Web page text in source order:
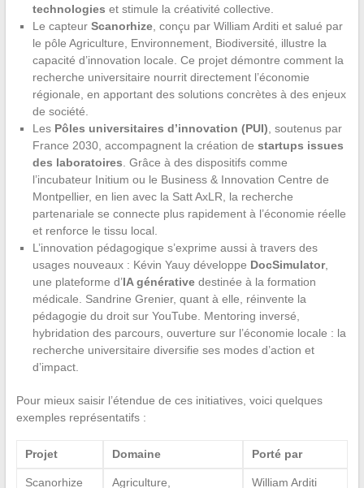
technologies et stimule la créativité collective.
Le capteur Scanorhize, conçu par William Arditi et salué par
le pôle Agriculture, Environnement, Biodiversité, illustre la
capacité d’innovation locale. Ce projet démontre comment la
recherche universitaire nourrit directement l’économie
régionale, en apportant des solutions concrètes à des enjeux
de société.
Les Pôles universitaires d’innovation (PUI) , soutenus par
France 2030, accompagnent la création de startups issues
des laboratoires . Grâce à des dispositifs comme
l’incubateur Initium ou le Business & Innovation Centre de
Montpellier, en lien avec la Satt AxLR, la recherche
partenariale se connecte plus rapidement à l’économie réelle
et renforce le tissu local.
L’innovation pédagogique s’exprime aussi à travers des
usages nouveaux : Kévin Yauy développe DocSimulator,
une plateforme d’IA générativedestinée à la formation
médicale. Sandrine Grenier, quant à elle, réinvente la
pédagogie du droit sur YouTube. Mentoring inversé,
hybridation des parcours, ouverture sur l’économie locale : la
recherche universitaire diversifie ses modes d’action et
d’impact.
Pour mieux saisir l’étendue de ces initiatives, voici quelques
exemples représentatifs :
Projet Domaine Porté par
Scanorhize
Agriculture,
William Arditi